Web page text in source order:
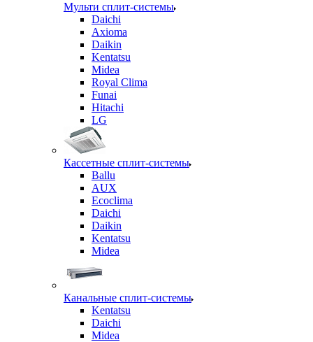
Мульти сплит-системы
Daichi
Axioma
Daikin
Kentatsu
Midea
Royal Clima
Funai
Hitachi
LG
Кассетные сплит-системы
Ballu
AUX
Ecoclima
Daichi
Daikin
Kentatsu
Midea
Канальные сплит-системы
Kentatsu
Daichi
Midea